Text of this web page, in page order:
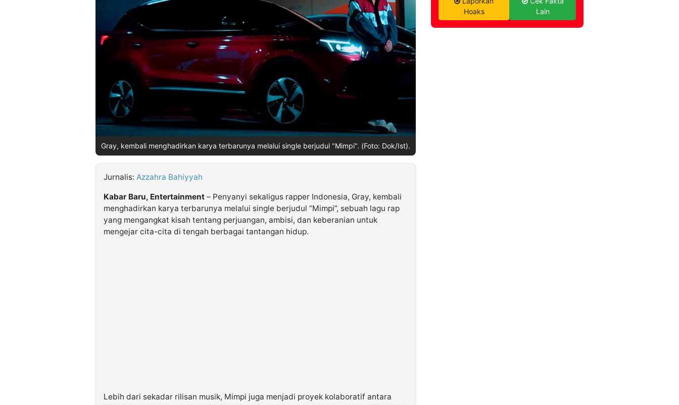
Gray, kembali menghadirkan karya terbarunya melalui single berjudul "Mimpi". (Foto: Dok/Ist).
Jurnalis: Azzahra Bahiyyah
Kabar Baru, Entertainment – Penyanyi sekaligus rapper Indonesia, Gray, kembali
menghadirkan karya terbarunya melalui single berjudul “Mimpi”, sebuah lagu rap
yang mengangkat kisah tentang perjuangan, ambisi, dan keberanian untuk
mengejar cita-cita di tengah berbagai tantangan hidup.
Lebih dari sekadar rilisan musik, Mimpi juga menjadi proyek kolaboratif antara
Hoaks
Lain